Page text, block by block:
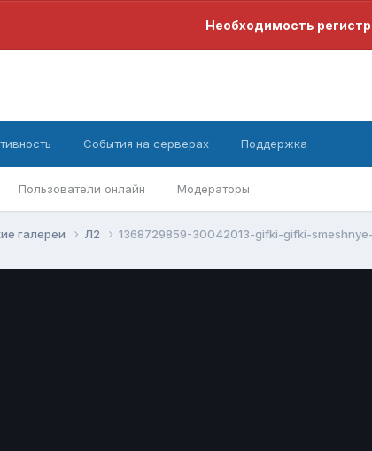
Необходимость
Пользователи онлайн Модераторы
События на серверах Поддержка
галереи Л2 1368729859-30042013-gifki-gifki-